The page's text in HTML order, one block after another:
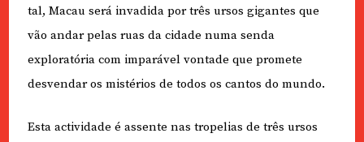
tal, Macau será invadida por três ursos gigantes que
vão andar pelas ruas da cidade numa senda
exploratória com imparável vontade que promete
desvendar os mistérios de todos os cantos do mundo.
Esta actividade é assente nas tropelias de três ursos